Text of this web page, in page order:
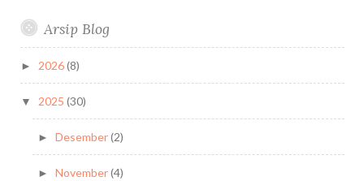
Arsip Blog
► 2026(8)
▼ 2025 (30)
► Desember(2)
► November(4)